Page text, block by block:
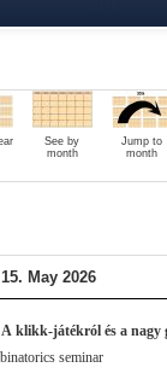
See by
month
Jump to
month
May 2026
klikk-játékról és a
seminar